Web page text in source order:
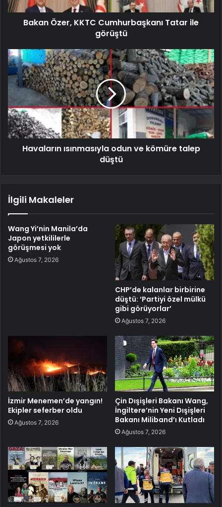
Bakan Özer, KKTC Cumhurbaşkanı Tatar ile
görüştü
Havaların ısınmasıyla odun ve kömüre talep
düştü
İlgili Makaleler
Wang Yi’nin Manila’da
Japon yetkililerle
görüşmesi yok
Ağustos 7, 2026
CHP’de kalanlar birbirine
düştü: ‘Partiyi özel mülkü
gibi görüyorlar’
Ağustos 7, 2026
İzmir Menemen’de yangın!
Ekipler seferber oldu
Ağustos 7, 2026
Çin Dışişleri Bakanı Wang,
İngiltere’nin Yeni Dışişleri
Bakanı Miliband’ı Kutladı
Ağustos 7, 2026